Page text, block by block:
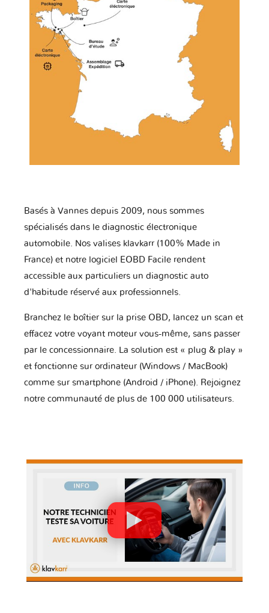
Basés à Vannes depuis 2009, nous sommes
spécialisés dans le diagnostic électronique
automobile. Nos valises klavkarr (100% Made in
France) et notre logiciel EOBD Facile rendent
accessible aux particuliers un diagnostic auto
d'habitude réservé aux professionnels.
Branchez le boîtier sur la prise OBD, lancez un scan et
effacez votre voyant moteur vous-même, sans passer
par le concessionnaire. La solution est « plug & play »
et fonctionne sur ordinateur (Windows / MacBook)
comme sur smartphone (Android / iPhone). Rejoignez
notre communauté de plus de 100 000 utilisateurs.